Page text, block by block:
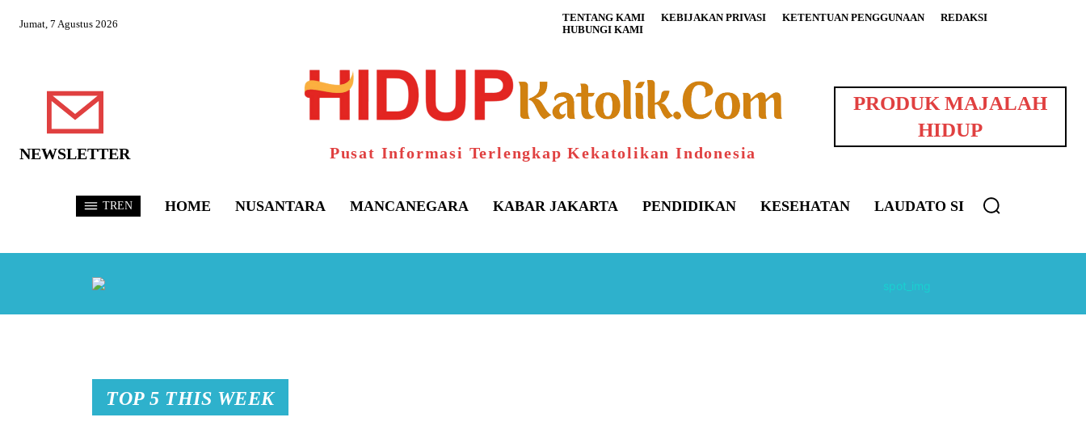
Jumat, 7 Agustus 2026 TENTANG KAMI KEBIJAKAN PRIVASI KETENTUAN PENGGUNAAN
REDAKSI
HUBUNGI KAMI
NEWSLETTER Pusat Informasi Terlengkap Kekatolikan Indonesia
PRODUK MAJALAH
HIDUP
TREN HOME NUSANTARA MANCANEGARA KABAR JAKARTA PENDIDIKAN KESEHATAN LAUDATO SI
TOP 5 THIS WEEK